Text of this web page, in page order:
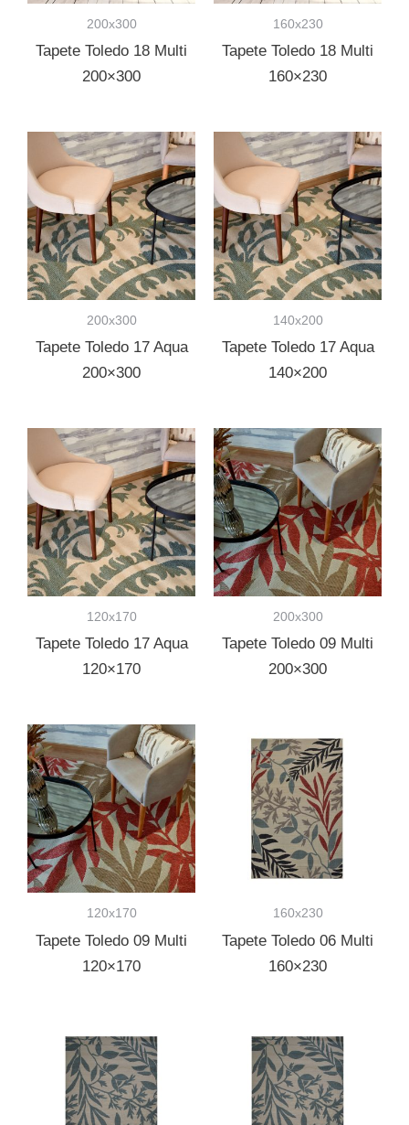
200x300
Tapete Toledo 18 Multi
200×300
160x230
Tapete Toledo 18 Multi
160×230
200x300
Tapete Toledo 17 Aqua
200×300
140x200
Tapete Toledo 17 Aqua
140×200
120x170
Tapete Toledo 17 Aqua
120×170
200x300
Tapete Toledo 09 Multi
200×300
120x170
Tapete Toledo 09 Multi
120×170
160x230
Tapete Toledo 06 Multi
160×230